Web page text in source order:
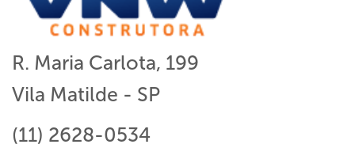
R. Maria Carlota, 199
Vila Matilde - SP
(11) 2628-0534